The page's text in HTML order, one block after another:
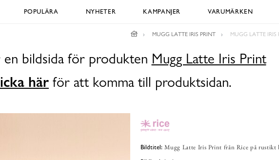
POPULÄRA NYHETER KAMPANJER VARUMÄRKEN
MUGG LATTE IRIS PRINT MUGG LATTE IRIS
bildsida för produkten Mugg Latte Iris Print
här för att komma till produktsidan.
Bildtitel: Mugg Latte Iris Print från Rice på rustikt